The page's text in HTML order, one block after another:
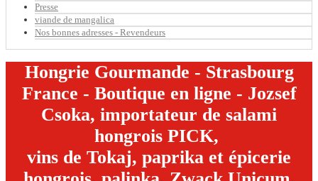
Presse
viande de mangalica
Nos bonnes adresses - Revendeurs
Hongrie Gourmande - Strasbourg
France - Boutique en ligne - Jozsef
Csoka, importateur de salami
hongrois PICK,
vins de Tokaj, paprika et épicerie